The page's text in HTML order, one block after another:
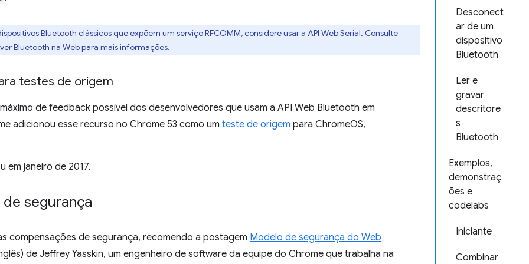
Desconect
ar de um
dispositivo
Bluetooth
Ler e
gravar
descritore
s
Bluetooth
Exemplos,
demonstraç
ões e
codelabs
Iniciante
Combinar
Bluetooth clássicos que expõem um serviço RFCOMM, considere usar a API Web Serial. Consulte
Bluetooth na Webpara mais informações.
testes de origem
de feedback possível dos desenvolvedores que usam a API Web Bluetooth em
adicionou esse recurso no Chrome 53 como um teste de origem para ChromeOS,
em janeiro de 2017.
segurança
compensações de segurança, recomendo a postagem Modelo de segurança do Web
de Jeffrey Yasskin, um engenheiro de software da equipe do Chrome que trabalha na